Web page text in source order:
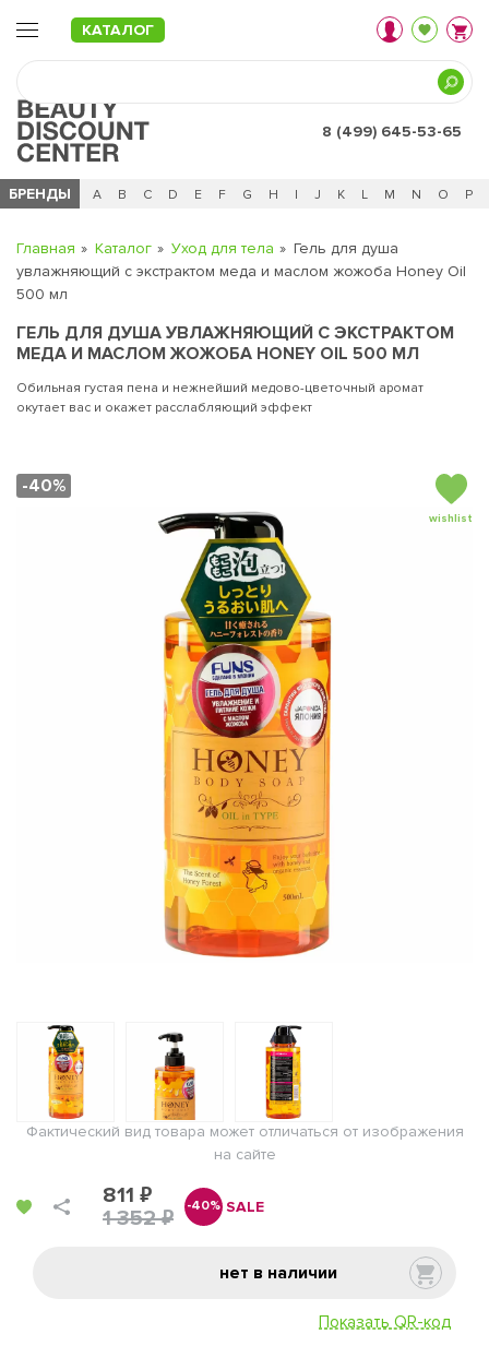
КАТАЛОГ
8 (499) 645-53-65
БРЕНДЫ
Ч 0 - 9 A B C D E F G H I J K L M N O P
Главная Каталог Уход для тела
Гель для душа
увлажняющий с экстрактом меда и маслом жожоба Honey Oil
500 мл
ГЕЛЬ ДЛЯ ДУША УВЛАЖНЯЮЩИЙ С ЭКСТРАКТОМ
МЕДА И МАСЛОМ ЖОЖОБА HONEY OIL 500 МЛ
Обильная густая пена и нежнейший медово-цветочный аромат
окутает вас и окажет расслабляющий эффект
-40%
wishlist
Фактический вид товара может отличаться от изображения
на сайте
811 ₽
1 352 ₽
-40% SALE
нет в наличии
Показать QR-код